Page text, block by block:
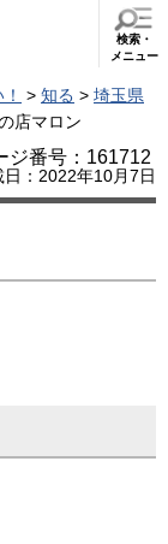
検索・
メニュー
> 知る > 埼玉県
店マロン
ジ番号：161712
日：2022年10月7日